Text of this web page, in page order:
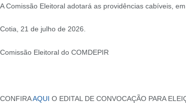
A Comissão Eleitoral adotará as providências cabíveis,
Cotia, 21 de julho de 2026.
Comissão Eleitoral do COMDEPIR
CONFIRAAQUI O EDITAL DE CONVOCAÇÃO PARA